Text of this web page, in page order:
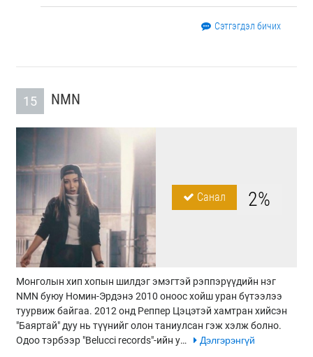
Сэтгэгдэл бичих
15 NMN
Санал 2%
Монголын хип хопын шилдэг эмэгтэй рэппэрүүдийн нэг
NMN буюу Номин-Эрдэнэ 2010 оноос хойш уран бүтээлээ
туурвиж байгаа. 2012 онд Реппер Цэцэтэй хамтран хийсэн
"Баяртай" дуу нь түүнийг олон таниулсан гэж хэлж болно.
Одоо тэрбээр "Belucci records"-ийн у…
Дэлгэрэнгүй